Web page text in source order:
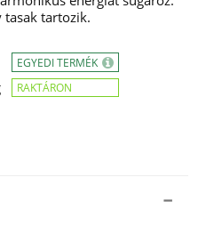
tartozik.
EGYEDI TERMÉK
RAKTÁRON